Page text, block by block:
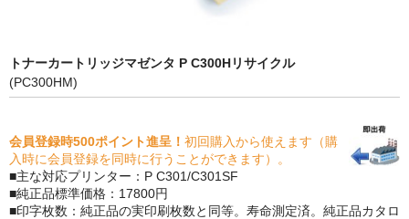
動画で分かる
トナーの種類と比較
トナー再生の流れ
トナーカートリッジマゼンタ P C300Hリサイクル
(PC300HM)
会員登録時500ポイント進呈！ 初回購入から使えます（購
入時に会員登録を同時に行うことができます）。
■主な対応プリンター：P C301/C301SF
■純正品標準価格：17800円
■印字枚数：純正品の実印刷枚数と同等。寿命測定済。純正品カタロ